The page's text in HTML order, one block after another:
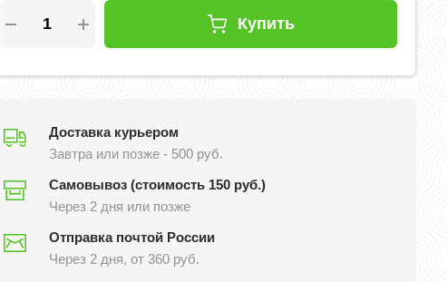
Купить
Доставка курьером
Завтра или позже - 500 руб.
Самовывоз (стоимость 150 руб.)
Через 2 дня или позже
Отправка почтой России
Через 2 дня, от 360 руб.